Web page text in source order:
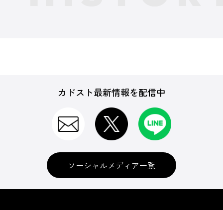
カドスト最新情報を配信中
ソーシャルメディア一覧